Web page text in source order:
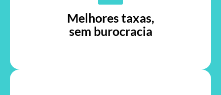
Melhores taxas,
sem burocracia